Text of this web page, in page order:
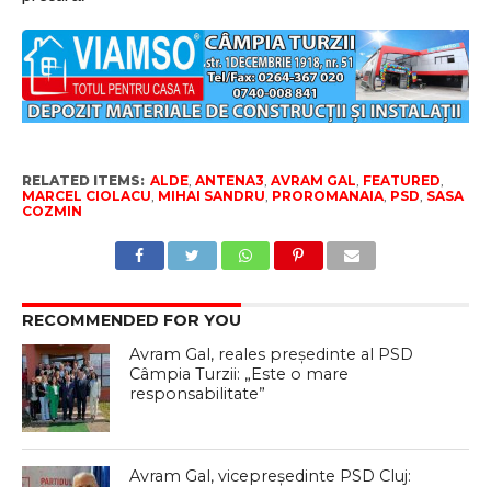
RELATED ITEMS: ALDE, ANTENA3 AVRAM GAL FEATURED
MARCEL CIOLACU MIHAI SANDRU PROROMANAIA, PSD SASA
COZMIN
RECOMMENDED FOR YOU
Avram Gal, reales președinte al PSD
Câmpia Turzii: „Este o mare
responsabilitate”
Avram Gal, vicepreședinte PSD Cluj: